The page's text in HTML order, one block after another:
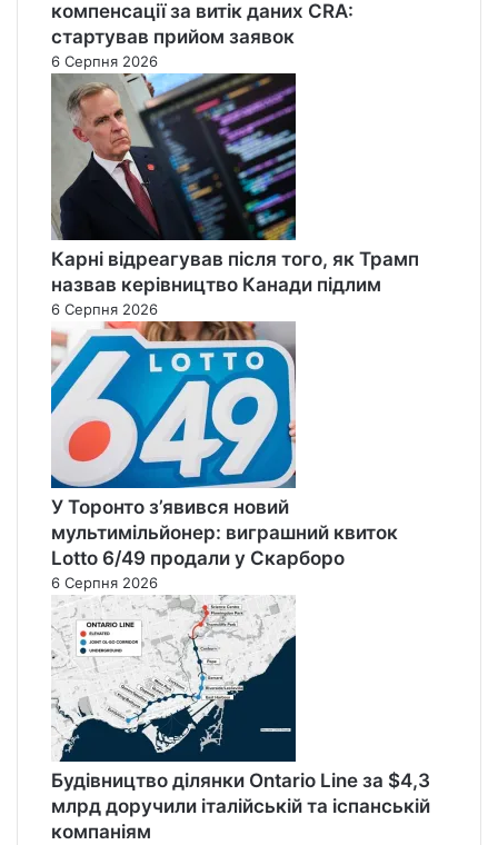
компенсації за витік даних CRA:
стартував прийом заявок
6 Серпня 2026
Карні відреагував після того, як Трамп
назвав керівництво Канади підлим
6 Серпня 2026
У Торонто з’явився новий
мультимільйонер: виграшний квиток
Lotto 6/49 продали у Скарборо
6 Серпня 2026
Будівництво ділянки Ontario Line за $4,3
млрд доручили італійській та іспанській
компаніям